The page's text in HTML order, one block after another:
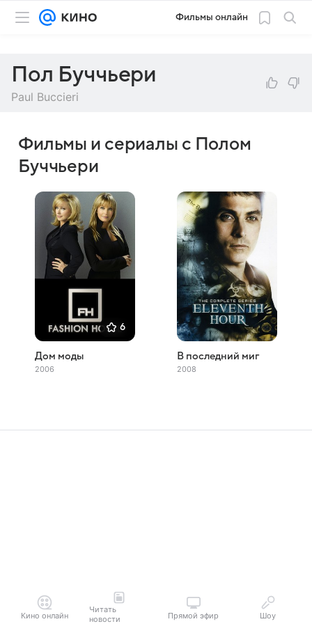
Фильмы онлайн
Пол Буччьери
Paul Buccieri
Фильмы и сериалы с Полом
Буччьери
6
Дом моды
2006
В последний миг
2008
Кино онлайн
Читать
новости
Прямой эфир Шоу